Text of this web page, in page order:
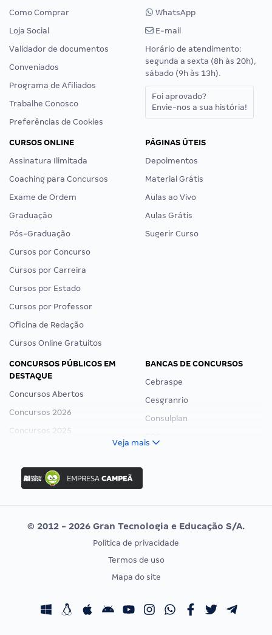
Como Comprar
Loja Social
Validador de documentos
Conveniados
Programa de Afiliados
Trabalhe Conosco
Preferências de Cookies
WhatsApp
E-mail
Horário de atendimento:
segunda a sexta (8h às 20h),
sábado (9h às 13h).
Foi aprovado?
Envie-nos a sua história!
CURSOS ONLINE
Assinatura Ilimitada
Coaching para Concursos
Exame de Ordem
Graduação
Pós-Graduação
Cursos por Concurso
Cursos por Carreira
Cursos por Estado
Cursos por Professor
Oficina de Redação
Cursos Online Gratuitos
PÁGINAS ÚTEIS
Depoimentos
Material Grátis
Aulas ao Vivo
Aulas Grátis
Sugerir Curso
CONCURSOS PÚBLICOS EM
DESTAQUE
Concursos Abertos
Concursos 2026
Concursos 2025
Concurso Ibama
Concurso MPU
Editais publicados
BANCAS DE CONCURSOS
Cebraspe
Cesgranrio
Consulplan
Vunesp
CONCURSOS POR PROFISSÃO
Concursos Fiscais
EXAME DE ORDEM
Calendário OAB
Veja mais
© 2012 - 2026 Gran Tecnologia e Educação S/A.
Política de privacidade
Termos de uso
Mapa do site